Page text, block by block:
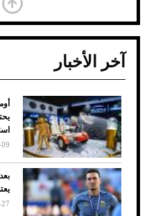
ضعف تبريد مكيف
الأسباب والحلول
آخر الأخبار